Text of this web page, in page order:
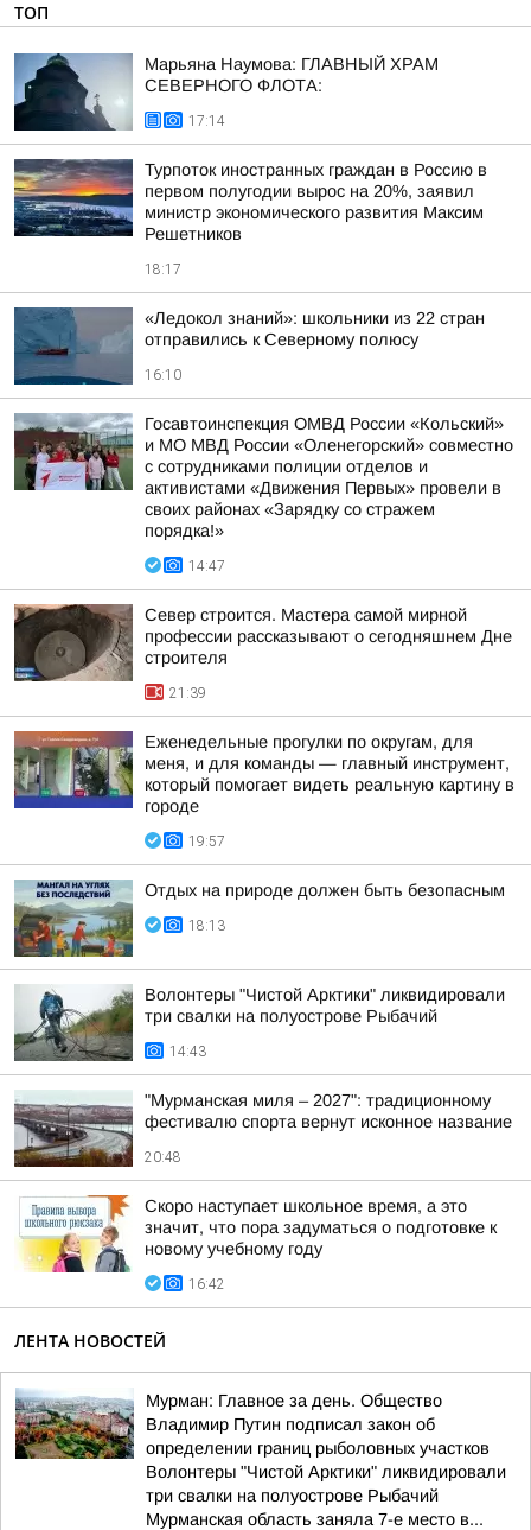
ТОП
Марьяна Наумова: ГЛАВНЫЙ ХРАМ
СЕВЕРНОГО ФЛОТА:
17:14
Турпоток иностранных граждан в Россию в
первом полугодии вырос на 20%, заявил
министр экономического развития Максим
Решетников
18:17
«Ледокол знаний»: школьники из 22 стран
отправились к Северному полюсу
16:10
Госавтоинспекция ОМВД России «Кольский»
и МО МВД России «Оленегорский» совместно
с сотрудниками полиции отделов и
активистами «Движения Первых» провели в
своих районах «Зарядку со стражем
порядка!»
14:47
Север строится. Мастера самой мирной
профессии рассказывают о сегодняшнем Дне
строителя
21:39
Еженедельные прогулки по округам, для
меня, и для команды — главный инструмент,
который помогает видеть реальную картину в
городе
19:57
Отдых на природе должен быть безопасным
18:13
Волонтеры "Чистой Арктики" ликвидировали
три свалки на полуострове Рыбачий
14:43
"Мурманская миля – 2027": традиционному
фестивалю спорта вернут исконное название
20:48
Скоро наступает школьное время, а это
значит, что пора задуматься о подготовке к
новому учебному году
16:42
ЛЕНТА НОВОСТЕЙ
Мурман: Главное за день. Общество
Владимир Путин подписал закон об
определении границ рыболовных участков
Волонтеры "Чистой Арктики" ликвидировали
три свалки на полуострове Рыбачий
Мурманская область заняла 7-е место в...